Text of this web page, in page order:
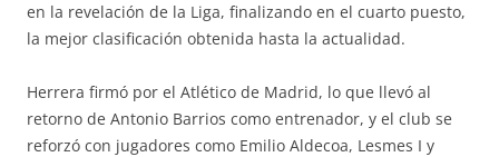
en la revelación de la Liga, finalizando en el cuarto puesto,
la mejor clasificación obtenida hasta la actualidad.
Herrera firmó por el Atlético de Madrid, lo que llevó al
retorno de Antonio Barrios como entrenador, y el club se
reforzó con jugadores como Emilio Aldecoa, Lesmes I y